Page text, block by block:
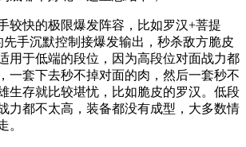
快的极限爆发阵容，比如罗汉+菩提
手沉默控制接爆发输出，秒杀敌方脆皮
用于低端的段位，因为高段位对面战力都
一套下去秒不掉对面的肉，然后一套秒不
生存就比较堪忧，比如脆皮的罗汉。低段
力都不太高，装备都没有成型，大多数情
。